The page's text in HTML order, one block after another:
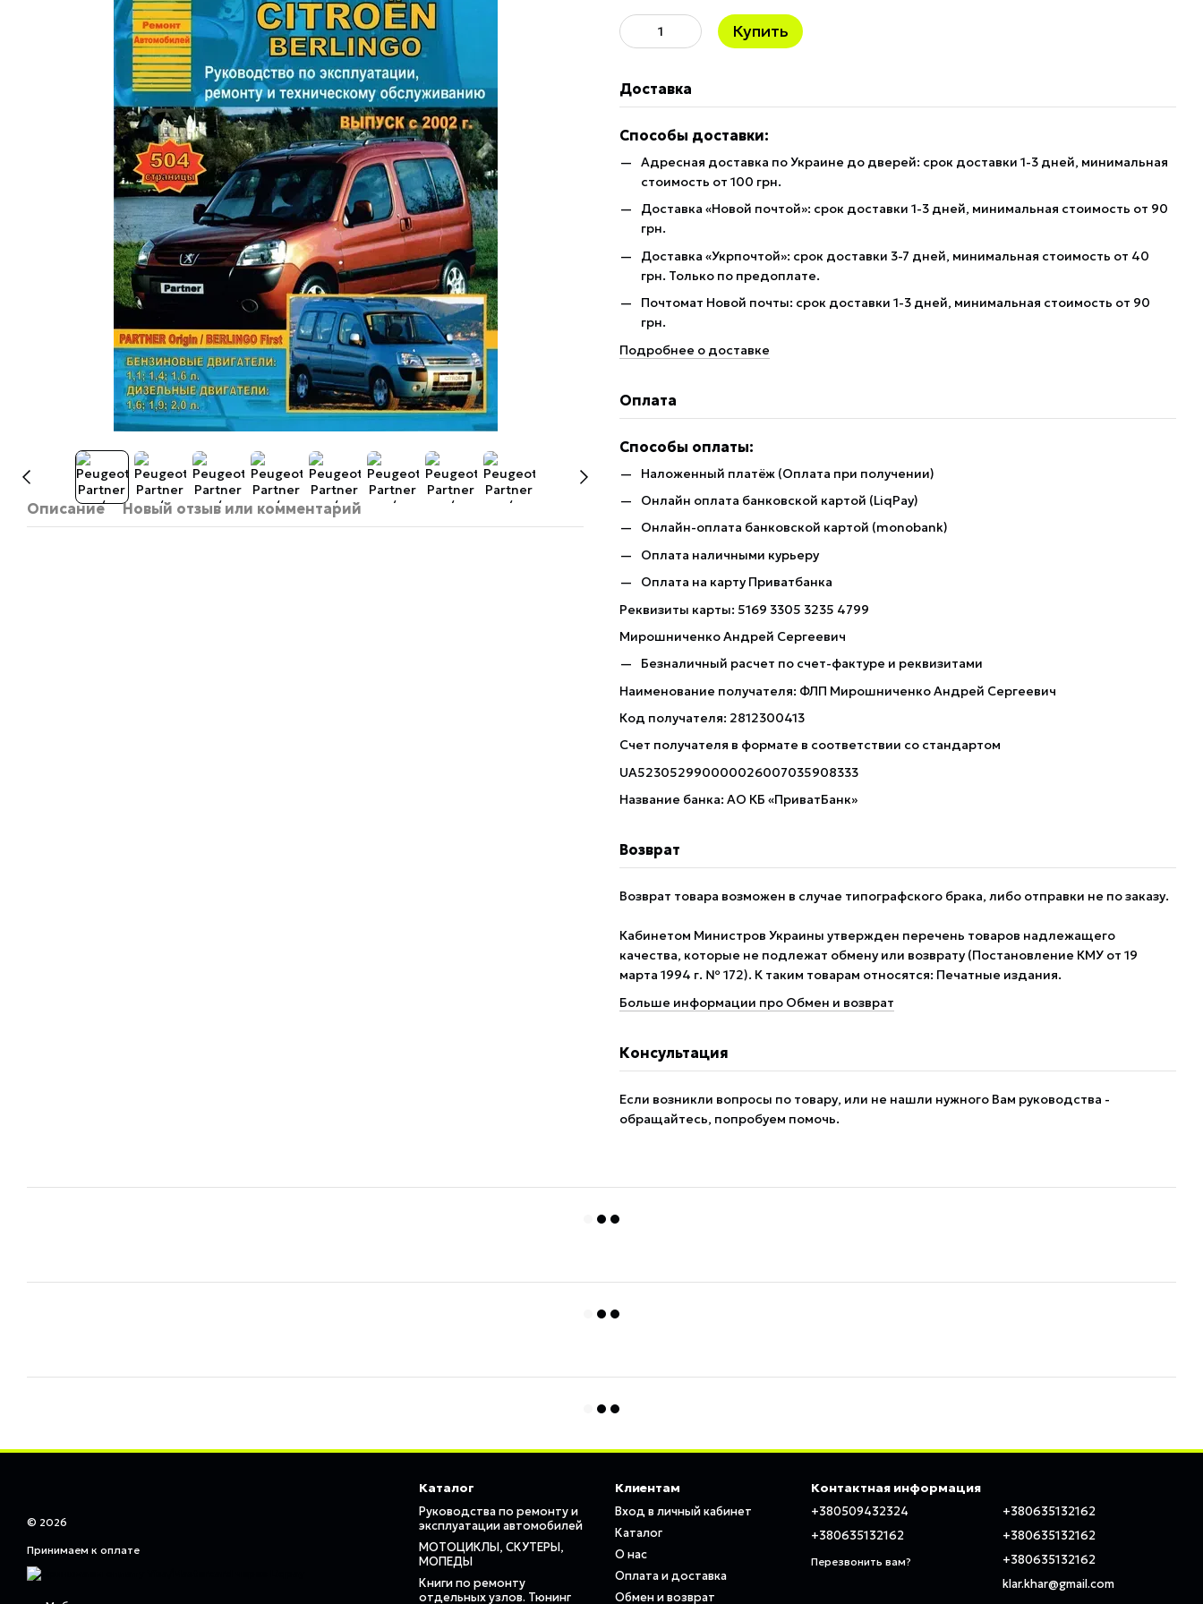
Описание Новый отзыв или комментарий
Купить
Доставка
Способы доставки:
Адресная доставка по Украине до дверей: срок доставки 1-3 дней, минимальная
стоимость от 100 грн.
Доставка «Новой почтой»: срок доставки 1-3 дней, минимальная стоимость от 90
грн.
Доставка «Укрпочтой»: срок доставки 3-7 дней, минимальная стоимость от 40
грн. Только по предоплате.
Почтомат Новой почты: срок доставки 1-3 дней, минимальная стоимость от 90
грн.
Подробнее о доставке
Оплата
Способы оплаты:
Наложенный платёж (Оплата при получении)
Онлайн оплата банковской картой (LiqPay)
Онлайн-оплата банковской картой (monobank)
Оплата наличными курьеру
Оплата на карту Приватбанка
Реквизиты карты: 5169 3305 3235 4799
Мирошниченко Андрей Сергеевич
Безналичный расчет по счет-фактуре и реквизитами
Наименование получателя: ФЛП Мирошниченко Андрей Сергеевич
Код получателя: 2812300413
Счет получателя в формате в соответствии со стандартом
UA523052990000026007035908333
Название банка: АО КБ «ПриватБанк»
Возврат
Возврат товара возможен в случае типографского брака, либо отправки не по заказу.
Кабинетом Министров Украины утвержден перечень товаров надлежащего
качества, которые не подлежат обмену или возврату (Постановление КМУ от 19
марта 1994 г. № 172). К таким товарам относятся: Печатные издания.
Больше информации про Обмен и возврат
Консультация
Если возникли вопросы по товару, или не нашли нужного Вам руководства -
обращайтесь, попробуем помочь.
© 2026
Принимаем к оплате
Каталог
Руководства по ремонту и
эксплуатации автомобилей
МОТОЦИКЛЫ, СКУТЕРЫ,
МОПЕДЫ
Книги по ремонту
отдельных узлов. Тюнинг
Клиентам
Вход в личный кабинет
Каталог
О нас
Оплата и доставка
Обмен и возврат
Контактная информация
+380509432324
+380635132162
Перезвонить вам?
+380635132162
+380635132162
+380635132162
klar.khar@gmail.com